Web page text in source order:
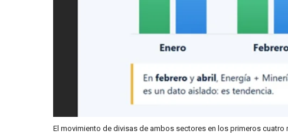
El movimiento de divisas de ambos sectores en los primeros cuatro